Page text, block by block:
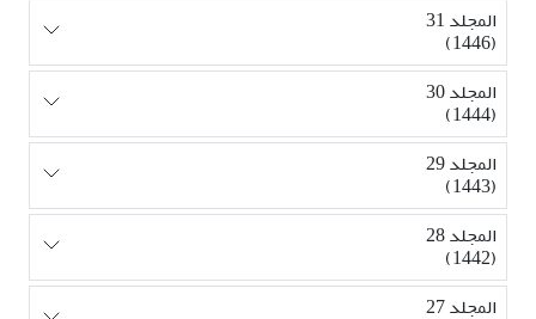
المجلد 31
(1446)
المجلد 30
(1444)
المجلد 29
(1443)
المجلد 28
(1442)
المجلد 27